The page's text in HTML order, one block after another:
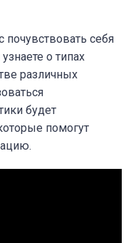
почувствовать себя
о типах
различных
будет
помогут